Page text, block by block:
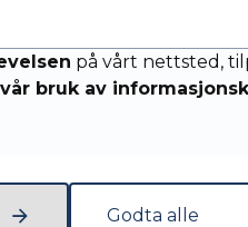
på vårt nettsted,
bruk av
Godta alle